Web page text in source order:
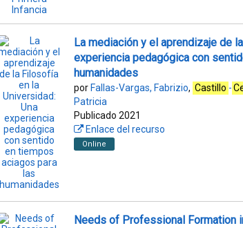
La mediación y el aprendizaje de
experiencia pedagógica con
humanidades
por Fallas-Vargas, Fabrizio, Castillo -
Patricia
Publicado 2021
Enlace del recurso
Online
Needs of Professional Formation